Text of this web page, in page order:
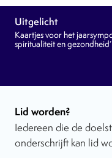
Uitgelicht
Kaartjes voor het
spiritualiteit en
Lid worden?
Iedereen die de
onderschrijft kan lid